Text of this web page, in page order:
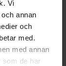
Vi
annan
och
med.
med annan
som de har
33 Galv,
33787
001683846
24DKK